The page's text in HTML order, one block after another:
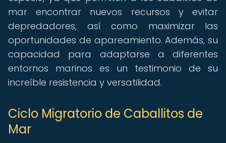
mar encontrar nuevos recursos y evitar
depredadores, así como maximizar las
oportunidades de apareamiento. Además, su
capacidad para adaptarse a diferentes
entornos marinos es un testimonio de su
increíble resistencia y versatilidad.
Ciclo Migratorio de Caballitos de
Mar